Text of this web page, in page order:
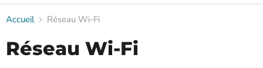
Accueil Réseau Wi-Fi
Réseau Wi-Fi